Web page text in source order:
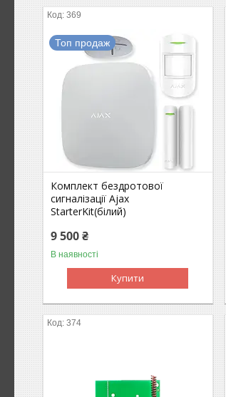
369
Топ продаж
Комплект бездротової
сигналізації Ajax
StarterKit(білий)
9 500 ₴
В наявності
Купити
374